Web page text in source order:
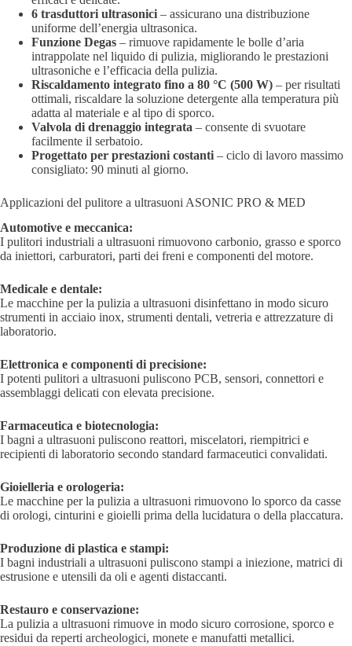
6 trasduttori ultrasonici – assicurano una distribuzione
uniforme dell’energia ultrasonica.
Funzione Degas – rimuove rapidamente le bolle d’aria
intrappolate nel liquido di pulizia, migliorando le prestazioni
ultrasoniche e l’efficacia della pulizia.
Riscaldamento integrato fino a 80 °C (500 W) – per risultati
ottimali, riscaldare la soluzione detergente alla temperatura più
adatta al materiale e al tipo di sporco.
Valvola di drenaggio integrata – consente di svuotare
facilmente il serbatoio.
Progettato per prestazioni costanti – ciclo di lavoro massimo
consigliato: 90 minuti al giorno.
Applicazioni del pulitore a ultrasuoni ASONIC PRO & MED
Automotive e meccanica:
I pulitori industriali a ultrasuoni rimuovono carbonio, grasso e sporco
da iniettori, carburatori, parti dei freni e componenti del motore.
Medicale e dentale:
Le macchine per la pulizia a ultrasuoni disinfettano in modo sicuro
strumenti in acciaio inox, strumenti dentali, vetreria e attrezzature di
laboratorio.
Elettronica e componenti di precisione:
I potenti pulitori a ultrasuoni puliscono PCB, sensori, connettori e
assemblaggi delicati con elevata precisione.
Farmaceutica e biotecnologia:
I bagni a ultrasuoni puliscono reattori, miscelatori, riempitrici e
recipienti di laboratorio secondo standard farmaceutici convalidati.
Gioielleria e orologeria:
Le macchine per la pulizia a ultrasuoni rimuovono lo sporco da casse
di orologi, cinturini e gioielli prima della lucidatura o della placcatura.
Produzione di plastica e stampi:
I bagni industriali a ultrasuoni puliscono stampi a iniezione, matrici di
estrusione e utensili da oli e agenti distaccanti.
Restauro e conservazione:
La pulizia a ultrasuoni rimuove in modo sicuro corrosione, sporco e
residui da reperti archeologici, monete e manufatti metallici.